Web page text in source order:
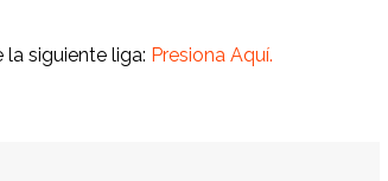
siguiente liga: Presiona Aquí.